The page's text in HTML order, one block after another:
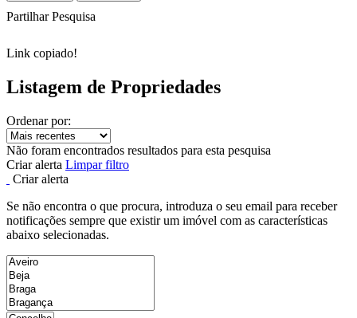
Partilhar Pesquisa
Link copiado!
Listagem de Propriedades
Ordenar por:
Não foram encontrados resultados para esta pesquisa
Criar alerta Limpar filtro
Criar alerta
Se não encontra o que procura, introduza o seu email para receber
notificações sempre que existir um imóvel com as características
abaixo selecionadas.